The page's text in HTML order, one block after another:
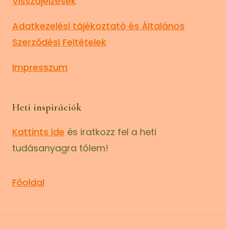
Adatkezelési tájékoztató és Általános
Szerződési Feltételek
Impresszum
Heti inspirációk
Kattints ide és iratkozz fel a heti
tudásanyagra tőlem!
Főoldal